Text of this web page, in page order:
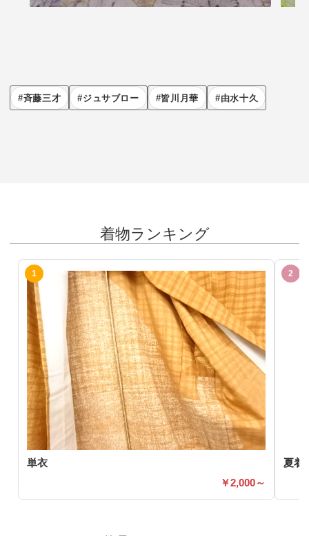
斉藤三才 ジュサブロー 皆川月華 由水十久
着物ランキング
単衣
2,000～
夏着